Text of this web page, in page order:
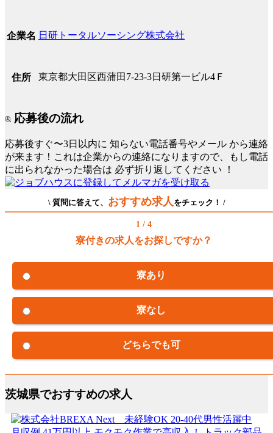
企業名 日研トータルソーシング株式会社
住所 東京都大田区西蒲田7-23-3日研第一ビル4Ｆ
応募後の流れ
応募後すぐ〜3日以内に 知らない電話番号やメール から連絡
が来ます！これは企業からの連絡になりますので、もし電話
に出られなかった場合は 必ず折り返してください ！
\ 質問に答えて、 おすすめ求人 をチェック！ /
1 / 4
寮付きの求人をお探しですか？
寮あり
寮なし
どちらでも可
茨城県でおすすめの求人